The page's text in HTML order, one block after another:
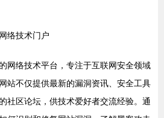
络技术门户
网络技术平台，专注于互联网安全领域
站不仅提供最新的漏洞资讯、安全工具
社区论坛，供技术爱好者交流经验。通